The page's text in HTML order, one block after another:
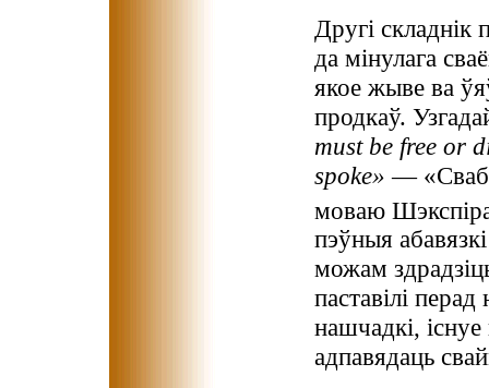
Другі складнік
да мінулага
якое жыве ва
продкаў.
must be free or
spoke» —
моваю
пэўныя
можам
паставілі
нашчадкі,
адпавядаць